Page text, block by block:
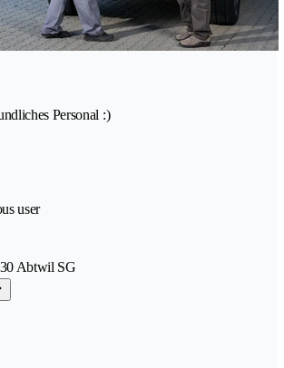
Personal :)
user
Abtwil SG